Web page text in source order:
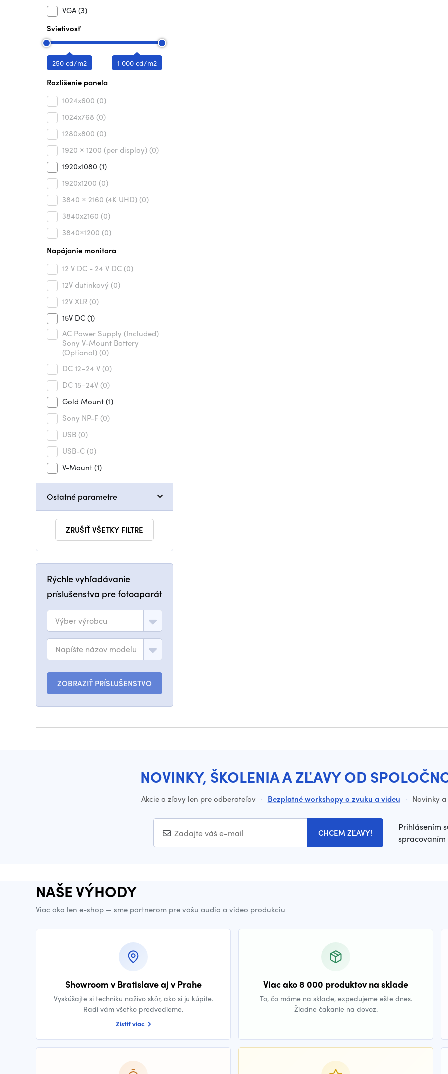
VGA(3)
Svietivosť
250 cd/m2 1 000 cd/m2
Rozlišenie panela
1024x600 (0)
1024x768 (0)
1280x800 (0)
1920 × 1200 (per display) (0)
1920x1080 (1)
1920x1200 (0)
3840 × 2160 (4K UHD) (0)
3840x2160 (0)
3840×1200 (0)
Napájanie monitora
12 V DC - 24 V DC (0)
12V dutinkový (0)
12V XLR (0)
15V DC(1)
AC Power Supply (Included)
Sony V-Mount Battery
(Optional) (0)
DC 12–24 V (0)
DC 15–24V (0)
Gold Mount(1)
Sony NP-F (0)
USB (0)
USB-C (0)
V-Mount(1)
Ostatné parametre
ZRUŠIŤ VŠETKY FILTRE
Rýchle vyhľadávanie
príslušenstva pre fotoaparát
Výber výrobcu
Napíšte názov modelu
ZOBRAZIŤ PRÍSLUŠENSTVO
NOVINKY, ŠKOLENIA A ZĽAVY OD
Akcie a zľavy len pre odberateľov · Bezplatné workshopy o zvuku a videu · Novinky
CHCEM ZĽAVY!
Prihlásením
NAŠE VÝHODY
Viac ako len e-shop — sme partnerom pre vašu audio a video produkciu
Showroom v Bratislave aj v Prahe
Vyskúšajte si techniku naživo skôr, ako si ju kúpite.
Radi vám všetko predvedieme.
Zistiť viac
Viac ako 8 000 produktov na sklade
To, čo máme na sklade, expedujeme ešte dnes.
Žiadne čakanie na dovoz.